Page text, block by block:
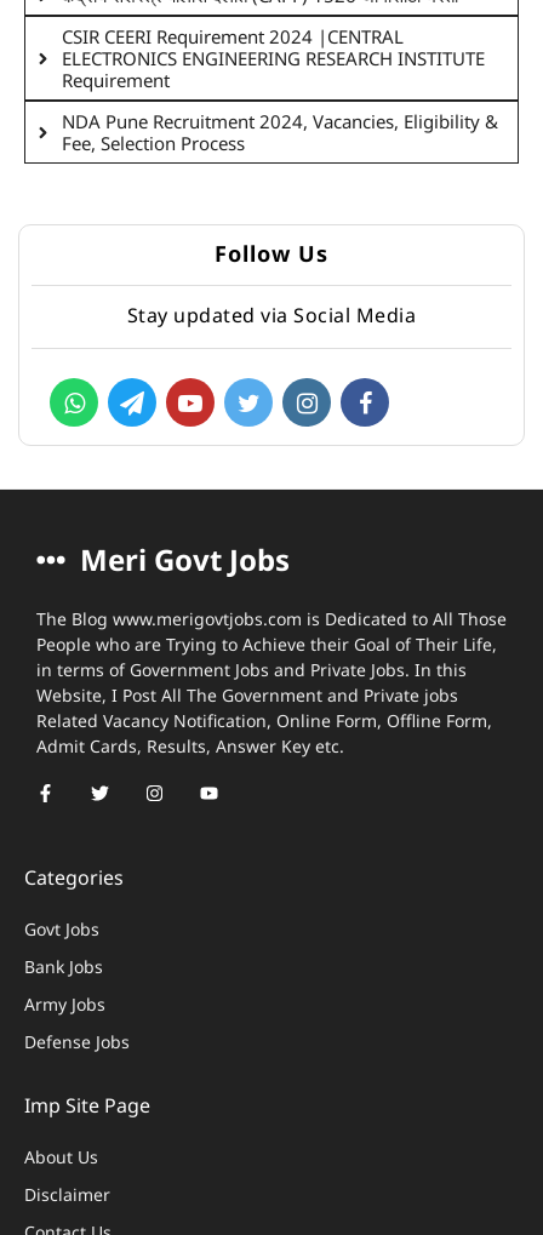
CSIR CEERI Requirement 2024 |CENTRAL
ELECTRONICS ENGINEERING RESEARCH INSTITUTE
Requirement
NDA Pune Recruitment 2024, Vacancies, Eligibility &
Fee, Selection Process
Follow Us
Stay updated via Social Media
Meri Govt Jobs
The Blog www.merigovtjobs.com is Dedicated to All Those
People who are Trying to Achieve their Goal of Their Life,
in terms of Government Jobs and Private Jobs. In this
Website, I Post All The Government and Private jobs
Related Vacancy Notification, Online Form, Offline Form,
Admit Cards, Results, Answer Key etc.
Categories
Govt Jobs
Bank Jobs
Army Jobs
Defense Jobs
Imp Site Page
About Us
Disclaimer